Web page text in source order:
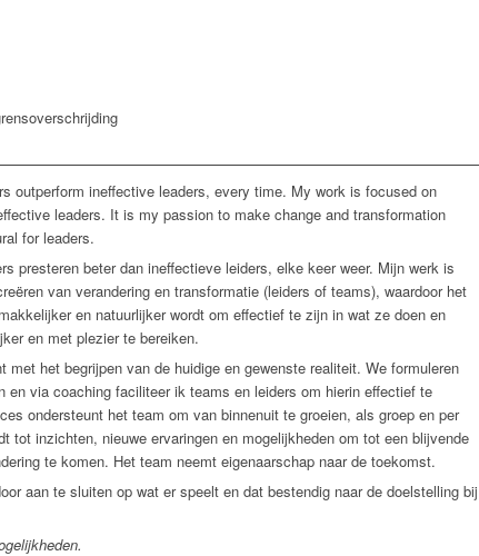
outperform ineffective leaders, every time. My work is focused on
leaders. It is my passion to make change and transformation
for leaders.
presteren beter dan ineffectieve leiders, elke keer weer. Mijn werk is
van verandering en transformatie (leiders of teams), waardoor het
en natuurlijker wordt om effectief te zijn in wat ze doen en
en met plezier te bereiken.
met het begrijpen van de huidige en gewenste realiteit. We formuleren
en via coaching faciliteer ik teams en leiders om hierin effectief te
ondersteunt het team om van binnenuit te groeien, als groep en per
tot inzichten, nieuwe ervaringen en mogelijkheden om tot een blijvende
te komen. Het team neemt eigenaarschap naar de toekomst.
aan te sluiten op wat er speelt en dat bestendig naar de doelstelling bij